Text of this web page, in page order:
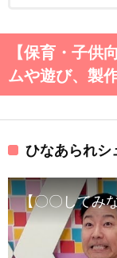
【保育・子供
ムや遊び、製
ひなあられシ
【〇〇してみ